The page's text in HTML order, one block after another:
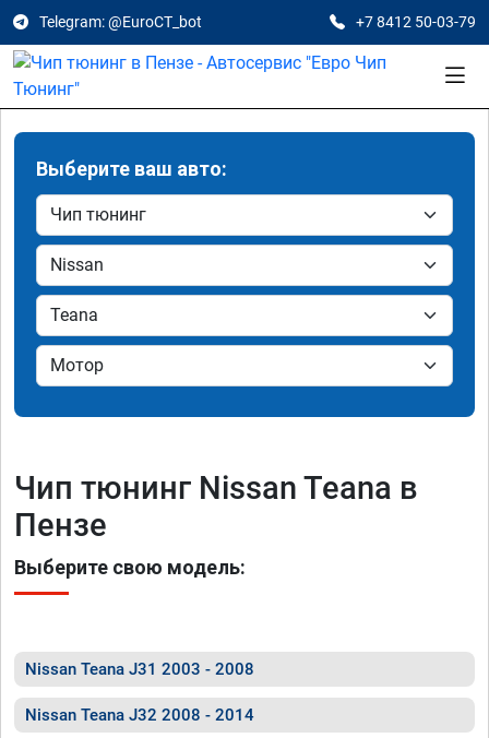
Telegram: @EuroCT_bot +7 8412 50-03-79
Выберите ваш авто:
Чип тюнинг Nissan Teana в
Пензе
Выберите свою модель:
Nissan Teana J31 2003 - 2008
Nissan Teana J32 2008 - 2014